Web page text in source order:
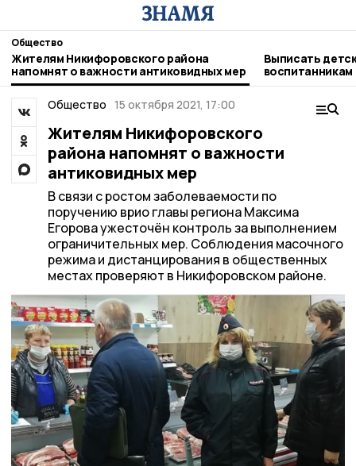
Общество
Жителям Никифоровского района
напомнят о важности антиковидных мер
Выписать
никифоровцам
Общество 15 октября 2021, 17:00
Жителям Никифоровского
района напомнят о важности
антиковидных мер
В связи с ростом заболеваемости по
поручению врио главы региона Максима
Егорова ужесточён контроль за выполнением
ограничительных мер. Соблюдения масочного
режима и дистанцирования в общественных
местах проверяют в Никифоровском районе.